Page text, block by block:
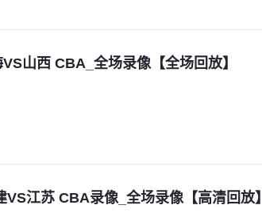
山西 CBA_全场录像【全场回放】
江苏 CBA录像_全场录像【高清回放】